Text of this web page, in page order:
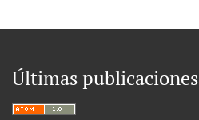
Últimas publicaciones